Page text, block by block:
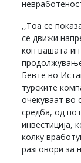
,,Тоа се
се движи
кон вашата
Бевте во
турските
очекуваат во
средба, од
инвестиција,
колку
разговори за